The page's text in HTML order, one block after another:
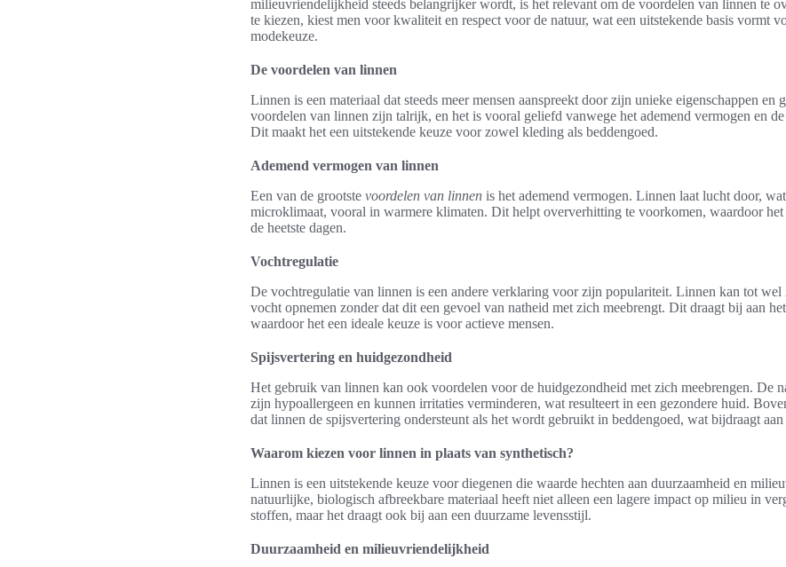
milieuvriendelijkheid steeds belangrijker wordt, is het relevant om de voordelen van linnen te
te kiezen, kiest men voor kwaliteit en respect voor de natuur, wat een uitstekende basis vormt
modekeuze.
De voordelen van linnen
Linnen is een materiaal dat steeds meer mensen aanspreekt door zijn unieke eigenschappen en
voordelen van linnen zijn talrijk, en het is vooral geliefd vanwege het ademend vermogen en
Dit maakt het een uitstekende keuze voor zowel kleding als beddengoed.
Ademend vermogen van linnen
Een van de grootste voordelen van linnen is het ademend vermogen. Linnen laat lucht door,
microklimaat, vooral in warmere klimaten. Dit helpt oververhitting te voorkomen, waardoor
de heetste dagen.
Vochtregulatie
De vochtregulatie van linnen is een andere verklaring voor zijn populariteit. Linnen kan tot
vocht opnemen zonder dat dit een gevoel van natheid met zich meebrengt. Dit draagt bij aan
waardoor het een ideale keuze is voor actieve mensen.
Spijsvertering en huidgezondheid
Het gebruik van linnen kan ook voordelen voor de huidgezondheid met zich meebrengen. De
zijn hypoallergeen en kunnen irritaties verminderen, wat resulteert in een gezondere huid.
dat linnen de spijsvertering ondersteunt als het wordt gebruikt in beddengoed, wat bijdraagt aan
Waarom kiezen voor linnen in plaats van synthetisch?
Linnen is een uitstekende keuze voor diegenen die waarde hechten aan duurzaamheid en
natuurlijke, biologisch afbreekbare materiaal heeft niet alleen een lagere impact op milieu in
stoffen, maar het draagt ook bij aan een duurzame levensstijl.
Duurzaamheid en milieuvriendelijkheid